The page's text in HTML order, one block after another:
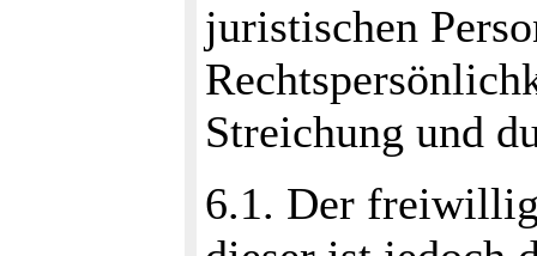
juristischen
Streichung und
6.1. Der